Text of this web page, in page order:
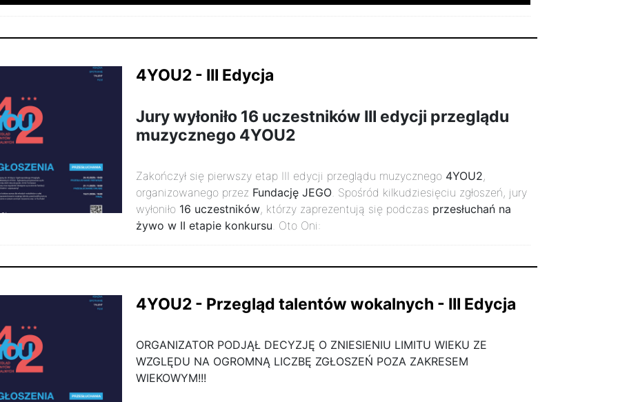
4YOU2 - III Edycja
Jury wyłoniło 16 uczestników III edycji przeglądu
muzycznego 4YOU2
Zakończył się pierwszy etap III edycji przeglądu muzycznego 4YOU2,
organizowanego przez Fundację JEGO. Spośród kilkudziesięciu zgłoszeń, jury
wyłoniło 16 uczestników, którzy zaprezentują się podczas przesłuchań na
żywo w II etapie konkursu. Oto Oni:
4YOU2 - Przegląd talentów wokalnych - III Edycja
ORGANIZATOR PODJĄŁ DECYZJĘ O ZNIESIENIU LIMITU WIEKU ZE
WZGLĘDU NA OGROMNĄ LICZBĘ ZGŁOSZEŃ POZA ZAKRESEM
WIEKOWYM!!!